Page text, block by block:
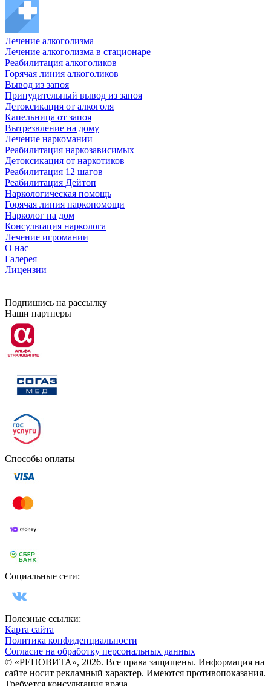
Лечение алкоголизма
Лечение алкоголизма в стационаре
Реабилитация алкоголиков
Горячая линия алкоголиков
Вывод из запоя
Принудительный вывод из запоя
Детоксикация от алкоголя
Капельница от запоя
Вытрезвление на дому
Лечение наркомании
Реабилитация наркозависимых
Детоксикация от наркотиков
Реабилитация 12 шагов
Реабилитация Дейтоп
Наркологическая помощь
Горячая линия наркопомощи
Нарколог на дом
Консультация нарколога
Лечение игромании
О нас
Галерея
Лицензии
Подпишись на рассылку
Наши партнеры
Способы оплаты
Социальные сети:
Полезные ссылки:
Карта сайта
Политика конфиденциальности
Согласие на обработку персональных данных
© «РЕНОВИТА», 2026. Все права защищены. Информация на
сайте носит рекламный характер. Имеются противопоказания.